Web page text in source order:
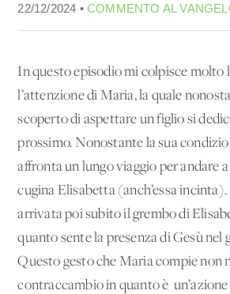
22/12/2024 •COMMENTO AL
In questo episodio mi colpisce molto
l’attenzione di Maria, la quale
scoperto di aspettare un figlio si
prossimo. Nonostante la sua
affronta un lungo viaggio per andare
cugina Elisabetta (anch’essa
arrivata poi subito il grembo di
quanto sente la presenza di Gesù nel
Questo gesto che Maria compie non
contraccambio in quanto è